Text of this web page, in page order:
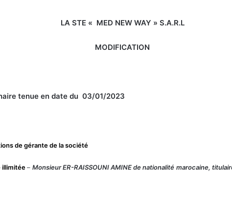
LA STE « MED NEW WAY » S.A.R.L
MODIFICATION
tenue en date du 03/01/2023
de gérante de la société
illimitée– MonsieurER-RAISSOUNI AMINEde nationalité marocaine,